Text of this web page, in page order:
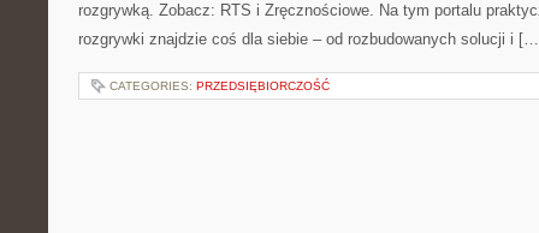
rozgrywką. Zobacz: RTS i Zręcznościowe. Na tym portalu
rozgrywki znajdzie coś dla siebie – od rozbudowanych solucji i
CATEGORIES: PRZEDSIĘBIORCZOŚĆ